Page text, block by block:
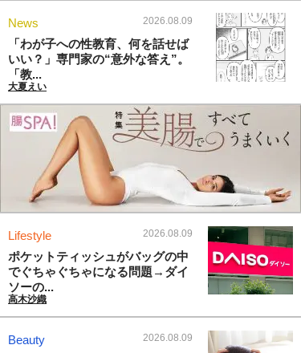
News 2026.08.09
「わが子への性教育、何を話せば
いい？」専門家の“意外な答え”。
「教...
大夏えい
Lifestyle 2026.08.09
ポケットティッシュがバッグの中
でぐちゃぐちゃになる問題→ダイ
ソーの...
高木沙織
Beauty 2026.08.09